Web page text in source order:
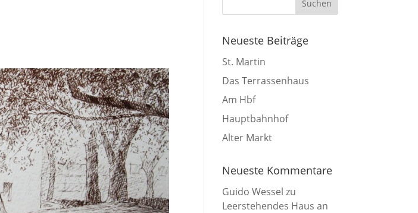
Neueste Beiträge
St. Martin
Das Terrassenhaus
Am Hbf
Hauptbahnhof
Alter Markt
Neueste Kommentare
Guido Wessel zu
Leerstehendes Haus an